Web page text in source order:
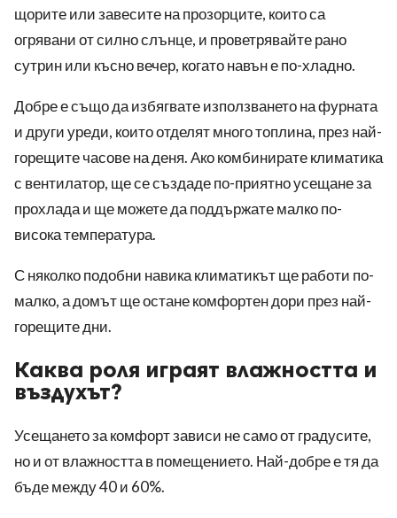
щорите или завесите на прозорците, които са
огрявани от силно слънце, и проветрявайте рано
сутрин или късно вечер, когато навън е по-хладно.
Добре е също да избягвате използването на фурната
и други уреди, които отделят много топлина, през най-
горещите часове на деня. Ако комбинирате климатика
с вентилатор, ще се създаде по-приятно усещане за
прохлада и ще можете да поддържате малко по-
висока температура.
С няколко подобни навика климатикът ще работи по-
малко, а домът ще остане комфортен дори през най-
горещите дни.
Каква роля играят влажността и
въздухът?
Усещането за комфорт зависи не само от градусите,
но и от влажността в помещението. Най-добре е тя да
бъде между 40 и 60%.